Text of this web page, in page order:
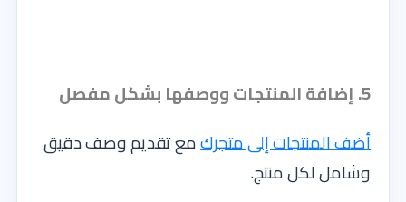
5. إضافة المنتجات ووصفها بشكل مفصل
أضف المنتجات إلى متجركمع تقديم وصف دقيق
وشامل لكل منتج.